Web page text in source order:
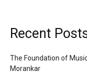
Recent
The Foundation of
Morankar